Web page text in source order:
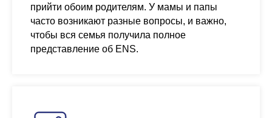
прийти обоим родителям. У мамы и папы
часто возникают разные вопросы, и важно,
чтобы вся семья получила полное
представление об ENS.